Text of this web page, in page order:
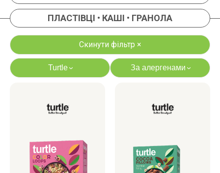
ПЛАСТІВЦІ • КАШІ • ГРАНОЛА
Скинути фільтр ×
Turtle› За алергенами›
казеїну
білку